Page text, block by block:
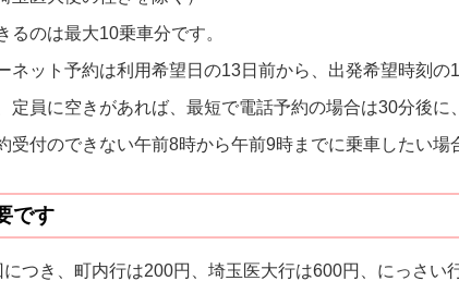
るのは最大10乗車分です。
ネット予約は利用希望日の13日前から、出発希望時刻の
定員に空きがあれば、最短で電話予約の場合は30分後に
受付のできない午前8時から午前9時までに乗車したい場
です
につき、町内行は200円、埼玉医大行は600円、にっさい